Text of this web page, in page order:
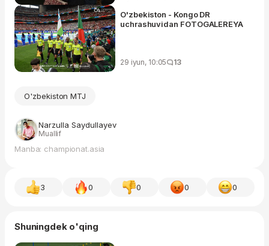
O'zbekiston - Kongo DR
uchrashuvidan FOTOGALEREYA
29 iyun, 10:05 13
O'zbekiston MTJ
Narzulla Saydullayev
Muallif
Manba: championat.asia
3 0 0 0 0
Shuningdek o'qing